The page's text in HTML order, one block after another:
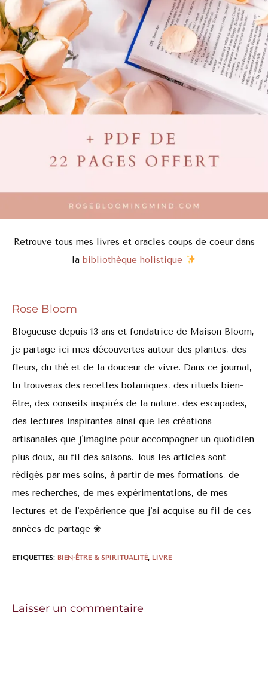
Retrouve tous mes livres et oracles coups de coeur dans
labibliothèque holistique
Rose Bloom
Blogueuse depuis 13 ans et fondatrice de Maison Bloom,
je partage ici mes découvertes autour des plantes, des
fleurs, du thé et de la douceur de vivre. Dans ce journal,
tu trouveras des recettes botaniques, des rituels bien-
être, des conseils inspirés de la nature, des escapades,
des lectures inspirantes ainsi que les créations
artisanales que j'imagine pour accompagner un quotidien
plus doux, au fil des saisons. Tous les articles sont
rédigés par mes soins, à partir de mes formations, de
mes recherches, de mes expérimentations, de mes
lectures et de l'expérience que j'ai acquise au fil de ces
années de partage ❀
ÉTIQUETTES: BIEN-ÊTRE & SPIRITUALITÉ, LIVRE
Laisser un commentaire